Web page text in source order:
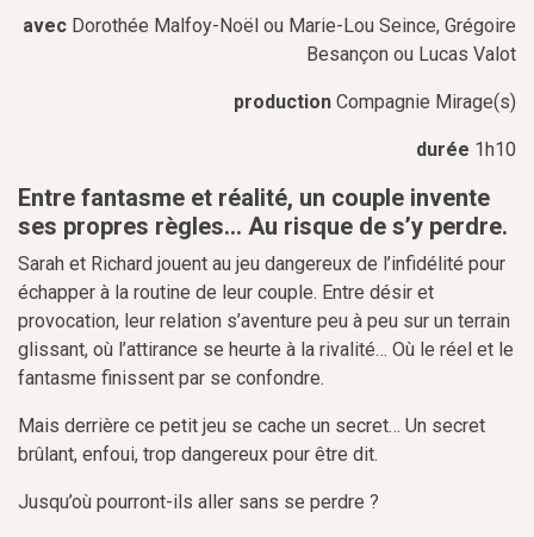
avec Dorothée Malfoy-Noël ou Marie-Lou Seince, Grégoire
Besançon ou Lucas Valot
production Compagnie Mirage(s)
durée 1h10
Entre fantasme et réalité, un couple invente
ses propres règles… Au risque de s’y perdre.
Sarah et Richard jouent au jeu dangereux de l’infidélité pour
échapper à la routine de leur couple. Entre désir et
provocation, leur relation s’aventure peu à peu sur un terrain
glissant, où l’attirance se heurte à la rivalité… Où le réel et le
fantasme finissent par se confondre.
Mais derrière ce petit jeu se cache un secret… Un secret
brûlant, enfoui, trop dangereux pour être dit.
Jusqu’où pourront-ils aller sans se perdre ?